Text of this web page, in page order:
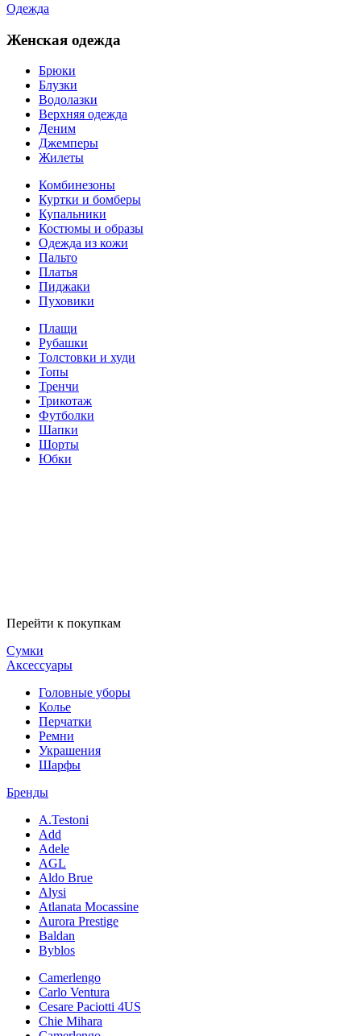
Одежда
Женская одежда
Брюки
Блузки
Водолазки
Верхняя одежда
Деним
Джемперы
Жилеты
Комбинезоны
Куртки и бомберы
Купальники
Костюмы и образы
Одежда из кожи
Пальто
Платья
Пиджаки
Пуховики
Плащи
Рубашки
Толстовки и худи
Топы
Тренчи
Трикотаж
Футболки
Шапки
Шорты
Юбки
Перейти к покупкам
Сумки
Аксессуары
Головные уборы
Колье
Перчатки
Ремни
Украшения
Шарфы
Бренды
A.Testoni
Add
Adele
AGL
Aldo Brue
Alysi
Atlanata Mocassine
Aurora Prestige
Baldan
Byblos
Camerlengo
Carlo Ventura
Cesare Paciotti 4US
Chie Mihara